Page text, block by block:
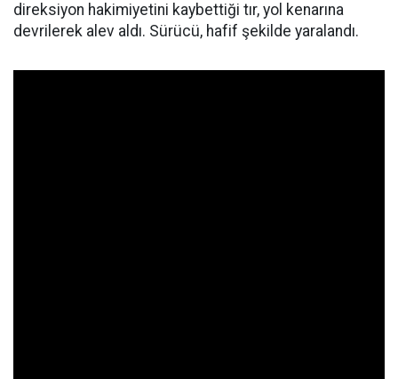
direksiyon hakimiyetini kaybettiği tır, yol kenarına
devrilerek alev aldı. Sürücü, hafif şekilde yaralandı.